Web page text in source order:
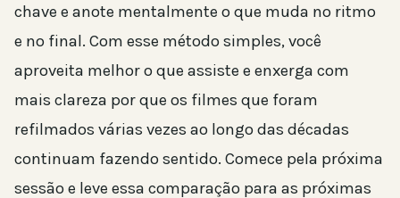
chave e anote mentalmente o que muda no ritmo
e no final. Com esse método simples, você
aproveita melhor o que assiste e enxerga com
mais clareza por que os filmes que foram
refilmados várias vezes ao longo das décadas
continuam fazendo sentido. Comece pela próxima
sessão e leve essa comparação para as próximas